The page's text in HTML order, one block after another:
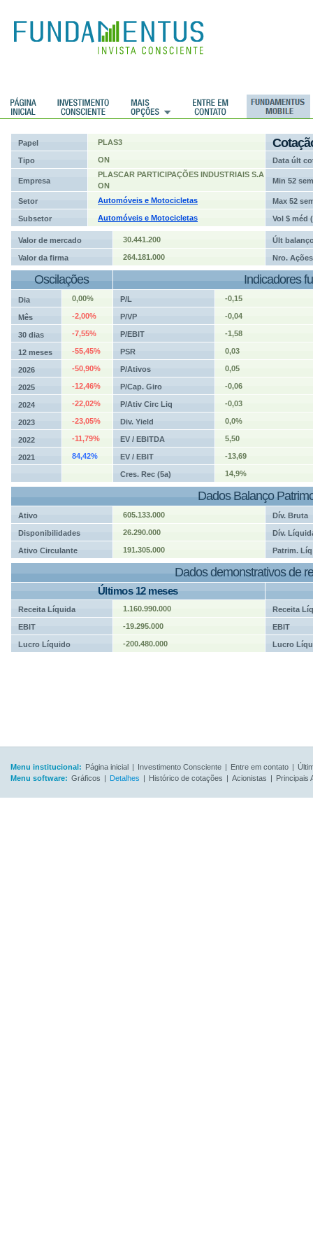
Papel PLAS3
Tipo ON Data últ
Empresa
PLASCAR PARTICIPAÇÕES INDUSTRIAIS S.A
ON
Min 52 sem
Setor Automóveis e Motocicletas Max 52
Subsetor Automóveis e Motocicletas Vol $ méd
Valor de mercado 30.441.200 Últ
Valor da firma 264.181.000 Nro. Ações
Oscilações Indicadores
Dia 0,00% P/L -0,15
Mês -2,00% P/VP -0,04
30 dias -7,55% P/EBIT -1,58
12 meses -55,45% PSR 0,03
2026 -50,90% P/Ativos 0,05
2025 -12,46% P/Cap. Giro -0,06
2024 -22,02% P/Ativ Circ Liq -0,03
2023 -23,05% Div. Yield 0,0%
2022 -11,79% EV / EBITDA 5,50
2021 84,42% EV / EBIT -13,69
Cres. Rec (5a) 14,9%
Dados Balanço
Ativo 605.133.000 Dív. Bruta
Disponibilidades 26.290.000 Dív.
Ativo Circulante 191.305.000 Patrim. Líq
Dados demonstrativos de
Últimos 12 meses
Receita Líquida 1.160.990.000 Receita
EBIT -19.295.000 EBIT
Lucro Líquido -200.480.000 Lucro
Menu institucional: Página inicial | Investimento Consciente | Entre em contato |
Menu software: Gráficos | Detalhes | Histórico de cotações | Acionistas | Principais